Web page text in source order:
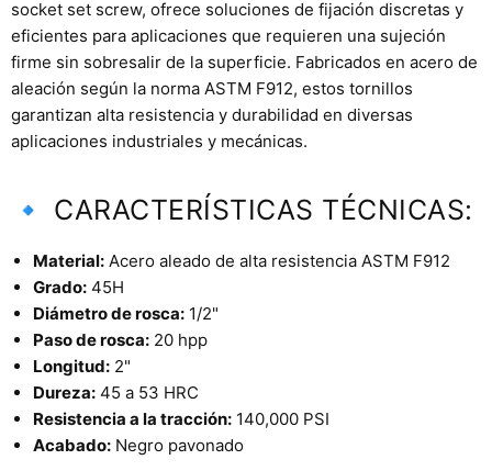
socket set screw, ofrece soluciones de fijación discretas y
eficientes para aplicaciones que requieren una sujeción
firme sin sobresalir de la superficie. Fabricados en acero de
aleación según la norma ASTM F912, estos tornillos
garantizan alta resistencia y durabilidad en diversas
aplicaciones industriales y mecánicas.
🔹 CARACTERÍSTICAS TÉCNICAS:
Material: Acero aleado de alta resistencia ASTM F912
Grado: 45H
Diámetro de rosca: 1/2"
Paso de rosca: 20 hpp
Longitud: 2"
Dureza: 45 a 53 HRC
Resistencia a la tracción: 140,000 PSI
Acabado: Negro pavonado